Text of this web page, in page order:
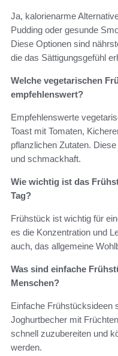
Ja, kalorienarme
Pudding oder gesunde
Diese Optionen sind
die das Sättigungsgefühl
Welche vegetarischen
empfehlenswert?
Empfehlenswerte
Toast mit Tomaten,
pflanzlichen Zutaten.
und schmackhaft.
Wie wichtig ist das
Tag?
Frühstück ist wichtig für
es die Konzentration und
auch, das allgemeine
Was sind einfache
Menschen?
Einfache Frühstücksideen
Joghurtbecher mit
schnell zuzubereiten und
werden.